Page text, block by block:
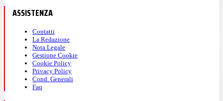
ASSISTENZA
Contatti
La Redazione
Nota Legale
Gestione Cookie
Cookie Policy
Privacy Policy
Cond. Generali
Faq